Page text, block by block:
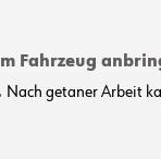
Fahrzeug
Nach getaner Arbeit